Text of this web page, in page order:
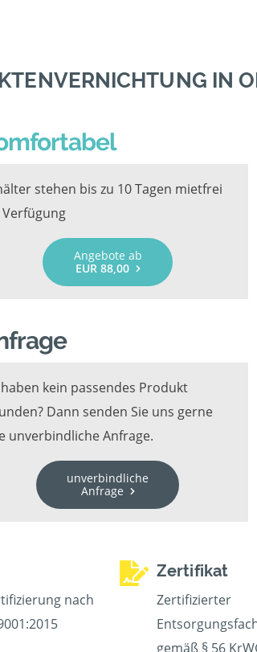
IN
stehen bis zu 10 Tagen mietfrei
Angebote ab
EUR 88,00
kein passendes Produkt
Dann senden Sie uns gerne
unverbindliche Anfrage.
unverbindliche
Anfrage
nach
Zertifikat
Zertifizierter
gemäß § 56